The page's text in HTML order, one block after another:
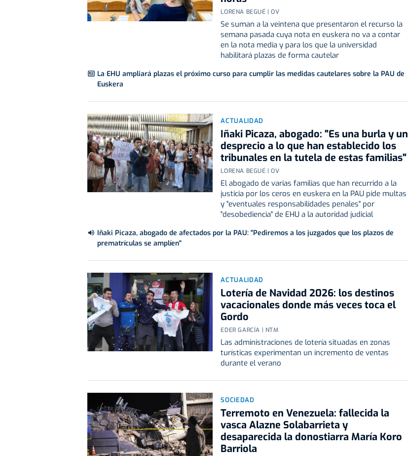
LORENA BEGUÉ | OV
Se suman a la veintena que presentaron el recurso la
semana pasada cuya nota en euskera no va a contar
en la nota media y para los que la universidad
habilitará plazas de forma cautelar
La EHU ampliará plazas el próximo curso para cumplir las medidas cautelares sobre la PAU de
Euskera
ACTUALIDAD
Iñaki Picaza, abogado: "Es una burla y un
desprecio a lo que han establecido los
tribunales en la tutela de estas familias"
LORENA BEGUÉ | OV
El abogado de varias familias que han recurrido a la
justicia por los ceros en euskera en la PAU pide multas
y "eventuales responsabilidades penales" por
"desobediencia" de EHU a la autoridad judicial
Iñaki Picaza, abogado de afectados por la PAU: "Pediremos a los juzgados que los plazos de
prematrículas se amplíen"
ACTUALIDAD
Lotería de Navidad 2026: los destinos
vacacionales donde más veces toca el
Gordo
EDER GARCÍA | NTM
Las administraciones de lotería situadas en zonas
turísticas experimentan un incremento de ventas
durante el verano
SOCIEDAD
Terremoto en Venezuela: fallecida la
vasca Alazne Solabarrieta y
desaparecida la donostiarra María Koro
Barriola